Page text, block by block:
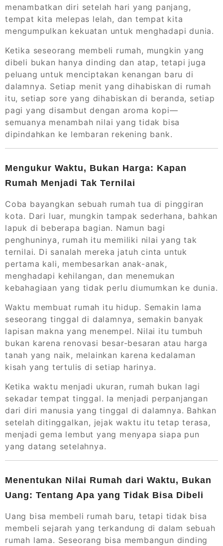
menambatkan diri setelah hari yang panjang,
tempat kita melepas lelah, dan tempat kita
mengumpulkan kekuatan untuk menghadapi dunia.
Ketika seseorang membeli rumah, mungkin yang
dibeli bukan hanya dinding dan atap, tetapi juga
peluang untuk menciptakan kenangan baru di
dalamnya. Setiap menit yang dihabiskan di rumah
itu, setiap sore yang dihabiskan di beranda, setiap
pagi yang disambut dengan aroma kopi—
semuanya menambah nilai yang tidak bisa
dipindahkan ke lembaran rekening bank.
Mengukur Waktu, Bukan Harga: Kapan
Rumah Menjadi Tak Ternilai
Coba bayangkan sebuah rumah tua di pinggiran
kota. Dari luar, mungkin tampak sederhana, bahkan
lapuk di beberapa bagian. Namun bagi
penghuninya, rumah itu memiliki nilai yang tak
ternilai. Di sanalah mereka jatuh cinta untuk
pertama kali, membesarkan anak-anak,
menghadapi kehilangan, dan menemukan
kebahagiaan yang tidak perlu diumumkan ke dunia.
Waktu membuat rumah itu hidup. Semakin lama
seseorang tinggal di dalamnya, semakin banyak
lapisan makna yang menempel. Nilai itu tumbuh
bukan karena renovasi besar-besaran atau harga
tanah yang naik, melainkan karena kedalaman
kisah yang tertulis di setiap harinya.
Ketika waktu menjadi ukuran, rumah bukan lagi
sekadar tempat tinggal. Ia menjadi perpanjangan
dari diri manusia yang tinggal di dalamnya. Bahkan
setelah ditinggalkan, jejak waktu itu tetap terasa,
menjadi gema lembut yang menyapa siapa pun
yang datang setelahnya.
Menentukan Nilai Rumah dari Waktu, Bukan
Uang: Tentang Apa yang Tidak Bisa Dibeli
Uang bisa membeli rumah baru, tetapi tidak bisa
membeli sejarah yang terkandung di dalam sebuah
rumah lama. Seseorang bisa membangun dinding